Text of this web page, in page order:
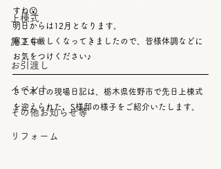
上棟式
施工中
お引渡し
イベント
その他お知らせ等
リフォーム
すね😮
明日からは12月となります。
寒さも厳しくなってきましたので、皆様体調などに
お気をつけください♪
さて本日の現場日記は、栃木県佐野市で先日上棟式
を迎えられた、S様邸の様子をご紹介いたします。